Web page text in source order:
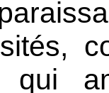
qui